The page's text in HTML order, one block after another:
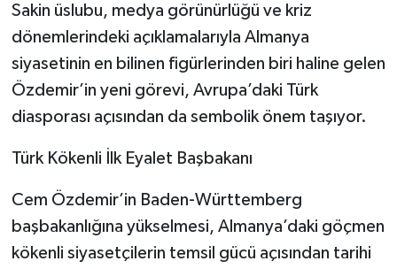
Sakin üslubu, medya görünürlüğü ve kriz
dönemlerindeki açıklamalarıyla Almanya
siyasetinin en bilinen figürlerinden biri haline gelen
Özdemir’in yeni görevi, Avrupa’daki Türk
diasporası açısından da sembolik önem taşıyor.
Türk Kökenli İlk Eyalet Başbakanı
Cem Özdemir’in Baden-Württemberg
başbakanlığına yükselmesi, Almanya’daki göçmen
kökenli siyasetçilerin temsil gücü açısından tarihi